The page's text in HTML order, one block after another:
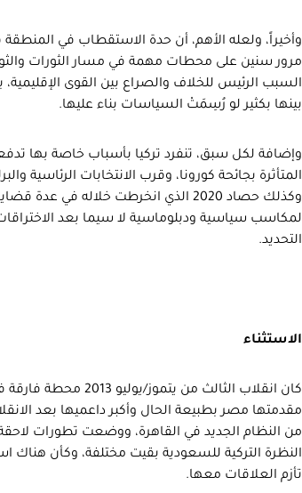
وأخيراً، ولعله الأهم، أن حدة الاستقطاب في
مرور سنين على محطات مهمة في مسار الثورات
السبب الرئيس للخلاف والصراع بين القوى
بينها بكثير لو رُسِمَتْ السياسات بناء عليها.
وإضافة لكل سبق، تنفرد تركيا بأسباب خاصة بها
المتأثرة بجائحة كورونا، وقرب الانتخابات الرئاسية
وكذلك حصاد 2020 الذي انخرطت خلاله
لمكاسب سياسية ودبلوماسية لا سيما بعد
التحديد.
الاستثناء
كان انقلاب الثالث من
مقدمتها مصر بطبيعة الحال وأكبر داعميها بعد
من النظام الجديد في القاهرة، ووضعت تطورات
النظرة التركية للسعودية بقيت مختلفة، وكأن
تأزم العلاقات معها.